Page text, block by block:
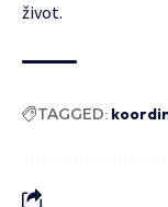
život.
TAGGED: